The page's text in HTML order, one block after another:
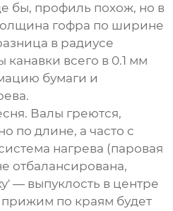
бы, профиль похож, но в
гофра по ширине
в радиусе
всего в 0.1 мм
бумаги и
Валы греются,
по длине, а часто с
нагрева (паровая
отбалансирована,
— выпуклость в центре
прижим по краям будет